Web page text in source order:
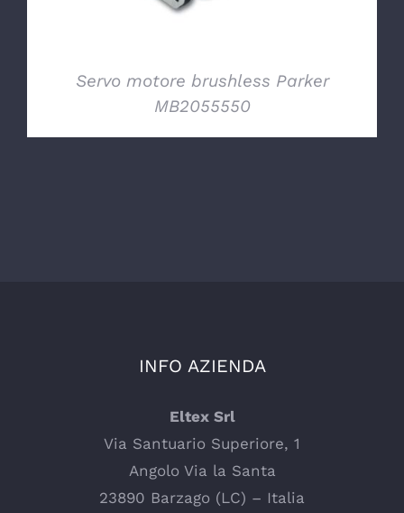
Servo motore brushless Parker
MB2055550
INFO AZIENDA
Eltex Srl
Via Santuario Superiore, 1
Angolo Via la Santa
23890 Barzago (LC) – Italia